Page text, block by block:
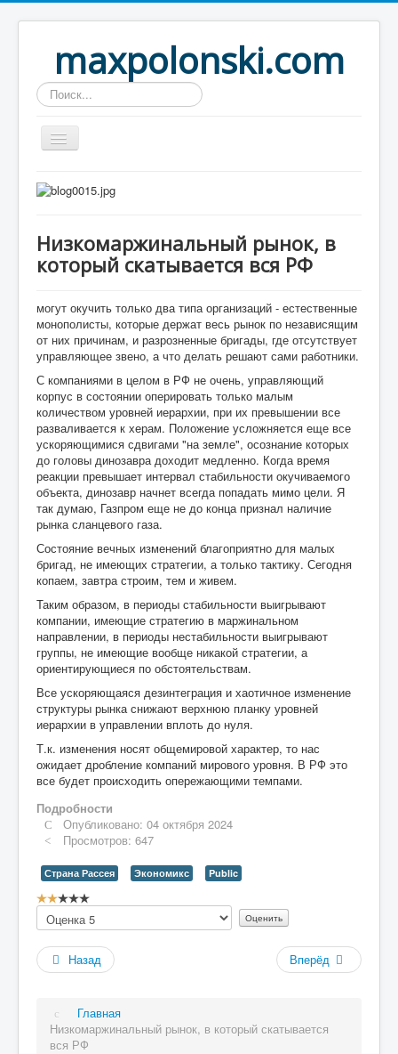
maxpolonski.com
Искать...
Home
Рассказы
Контакты
Вход
Низкомаржинальный рынок, в
который скатывается вся РФ
могут окучить только два типа организаций - естественные
монополисты, которые держат весь рынок по независящим
от них причинам, и разрозненные бригады, где отсутствует
управляющее звено, а что делать решают сами работники.
С компаниями в целом в РФ не очень, управляющий
корпус в состоянии оперировать только малым
количеством уровней иерархии, при их превышении все
разваливается к херам. Положение усложняется еще все
ускоряющимися сдвигами "на земле", осознание которых
до головы динозавра доходит медленно. Когда время
реакции превышает интервал стабильности окучиваемого
объекта, динозавр начнет всегда попадать мимо цели. Я
так думаю, Газпром еще не до конца признал наличие
рынка сланцевого газа.
Состояние вечных изменений благоприятно для малых
бригад, не имеющих стратегии, а только тактику. Сегодня
копаем, завтра строим, тем и живем.
Таким образом, в периоды стабильности выигрывают
компании, имеющие стратегию в маржинальном
направлении, в периоды нестабильности выигрывают
группы, не имеющие вообще никакой стратегии, а
ориентирующиеся по обстоятельствам.
Все ускоряющаяся дезинтеграция и хаотичное изменение
структуры рынка снижают верхнюю планку уровней
иерархии в управлении вплоть до нуля.
Т.к. изменения носят общемировой характер, то нас
ожидает дробление компаний мирового уровня. В РФ это
все будет происходить опережающими темпами.
Подробности
Опубликовано: 04 октября 2024
Просмотров: 647
Страна Рассея Экономикс Public
Рейтинг:
/
Пожалуйста,
оцените
Назад
Вперёд
Главная
Низкомаржинальный рынок, в который скатывается
вся РФ